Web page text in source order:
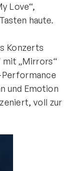
Love“,
haute.
Konzerts
mit „Mirrors“
Performance
und Emotion
voll zur